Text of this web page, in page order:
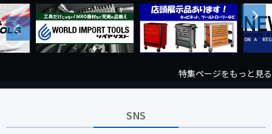
Previous
Next
特集ページをもっと見る
SNS